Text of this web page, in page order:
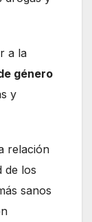
a la
género
y
relación
de los
sanos